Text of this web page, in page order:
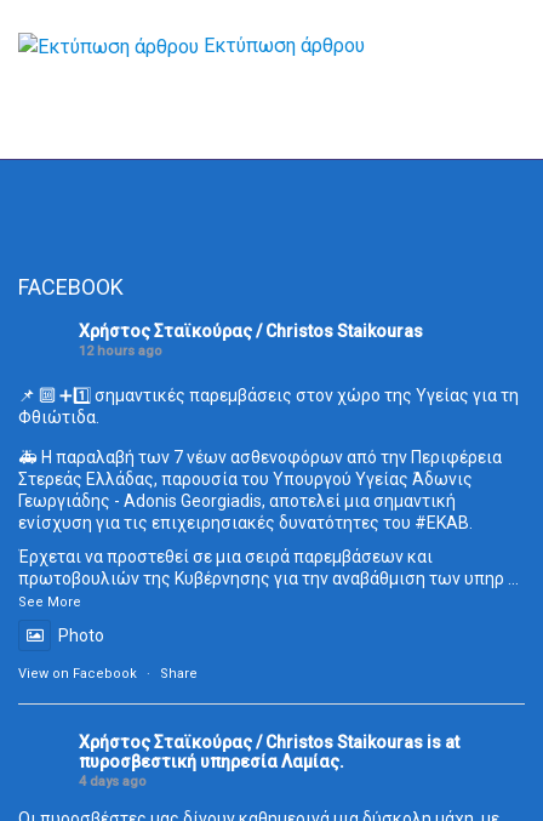
Εκτύπωση άρθρου
FACEBOOK
Χρήστος Σταϊκούρας / Christos Staikouras
12 hours ago
📌 🔟 ➕1️⃣ σημαντικές παρεμβάσεις στον χώρο της Υγείας για τη
Φθιώτιδα.
🚑 Η παραλαβή των 7 νέων ασθενοφόρων από την Περιφέρεια
Στερεάς Ελλάδας, παρουσία του Υπουργού Υγείας Άδωνις
Γεωργιάδης - Adonis Georgiadis, αποτελεί μια σημαντική
ενίσχυση για τις επιχειρησιακές δυνατότητες του #ΕΚΑΒ.
Έρχεται να προστεθεί σε μια σειρά παρεμβάσεων και
πρωτοβουλιών της Κυβέρνησης για την αναβάθμιση των υπηρ ...
See More
Photo
View on Facebook · Share
Χρήστος Σταϊκούρας / Christos Staikouras is at
πυροσβεστική υπηρεσία Λαμίας.
4 days ago